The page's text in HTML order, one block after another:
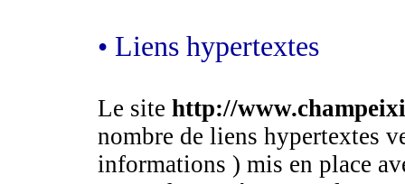
• Liens hypertextes
Le site http://
nombre de liens hypertextes
informations ) mis en place